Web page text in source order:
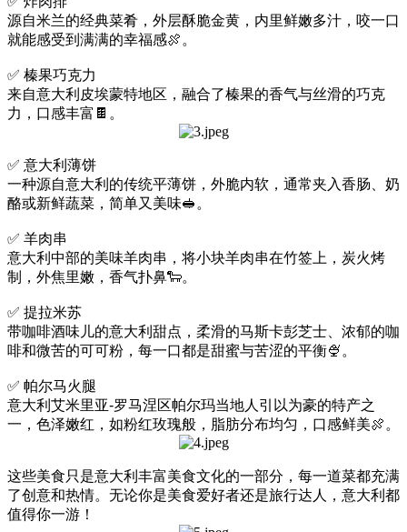
源自米兰的经典菜肴，外层酥脆金黄，内里鲜嫩多汁，咬一口
就能感受到满满的幸福感🍖。
✅ 榛果巧克力
来自意大利皮埃蒙特地区，融合了榛果的香气与丝滑的巧克
力，口感丰富🍫。
✅ 意大利薄饼
一种源自意大利的传统平薄饼，外脆内软，通常夹入香肠、奶
酪或新鲜蔬菜，简单又美味🥪。
✅ 羊肉串
意大利中部的美味羊肉串，将小块羊肉串在竹签上，炭火烤
制，外焦里嫩，香气扑鼻🐑。
✅ 提拉米苏
带咖啡酒味儿的意大利甜点，柔滑的马斯卡彭芝士、浓郁的咖
啡和微苦的可可粉，每一口都是甜蜜与苦涩的平衡🍨。
✅ 帕尔马火腿
意大利艾米里亚-罗马涅区帕尔玛当地人引以为豪的特产之
一，色泽嫩红，如粉红玫瑰般，脂肪分布均匀，口感鲜美🍖。
这些美食只是意大利丰富美食文化的一部分，每一道菜都充满
了创意和热情。无论你是美食爱好者还是旅行达人，意大利都
值得你一游！